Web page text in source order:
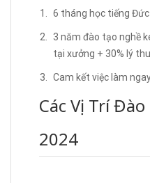
6 tháng học tiếng
3 năm đào tạo nghề
tại xưởng + 30% lý
Cam kết việc làm
Các Vị Trí
2024